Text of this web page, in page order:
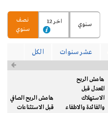
نصف
سنوي
اخر 12 سنوي
عشر سنوات الكل
هامش الربح
المعدل قبل
الاستهلاك
والفائدة والاطفاء
هامش الربح الصافي
قبل الاستثناءات